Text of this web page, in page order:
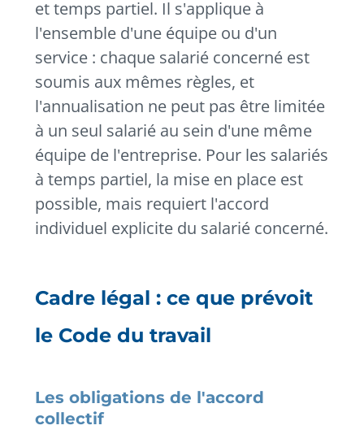
et temps partiel. Il s'applique à
l'ensemble d'une équipe ou d'un
service : chaque salarié concerné est
soumis aux mêmes règles, et
l'annualisation ne peut pas être limitée
à un seul salarié au sein d'une même
équipe de l'entreprise. Pour les salariés
à temps partiel, la mise en place est
possible, mais requiert l'accord
individuel explicite du salarié concerné.
Cadre légal : ce que prévoit
le Code du travail
Les obligations de l'accord
collectif